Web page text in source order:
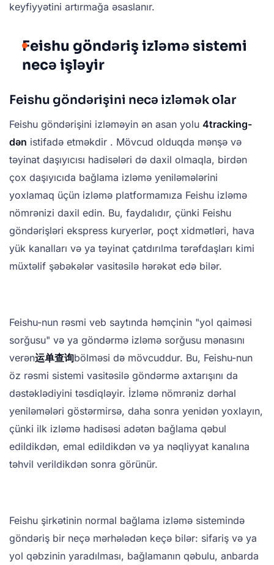
keyfiyyətini artırmağa əsaslanır.
Feishu göndəriş izləmə sistemi
necə işləyir
Feishu göndərişini necə izləmək olar
Feishu göndərişini izləməyin ən asan yolu 4tracking-
dən istifadə etməkdir . Mövcud olduqda mənşə və
təyinat daşıyıcısı hadisələri də daxil olmaqla, birdən
çox daşıyıcıda bağlama izləmə yeniləmələrini
yoxlamaq üçün izləmə platformamıza Feishu izləmə
nömrənizi daxil edin. Bu, faydalıdır, çünki Feishu
göndərişləri ekspress kuryerlər, poçt xidmətləri, hava
yük kanalları və ya təyinat çatdırılma tərəfdaşları kimi
müxtəlif şəbəkələr vasitəsilə hərəkət edə bilər.
Feishu-nun rəsmi veb saytında həmçinin "yol qaiməsi
sorğusu" və ya göndərmə izləmə sorğusu mənasını
verən运单查询bölməsi də mövcuddur. Bu, Feishu-nun
öz rəsmi sistemi vasitəsilə göndərmə axtarışını da
dəstəklədiyini təsdiqləyir. İzləmə nömrəniz dərhal
yeniləmələri göstərmirsə, daha sonra yenidən yoxlayın,
çünki ilk izləmə hadisəsi adətən bağlama qəbul
edildikdən, emal edildikdən və ya nəqliyyat kanalına
təhvil verildikdən sonra görünür.
Feishu şirkətinin normal bağlama izləmə sistemində
göndəriş bir neçə mərhələdən keçə bilər: sifariş və ya
yol qəbzinin yaradılması, bağlamanın qəbulu, anbarda